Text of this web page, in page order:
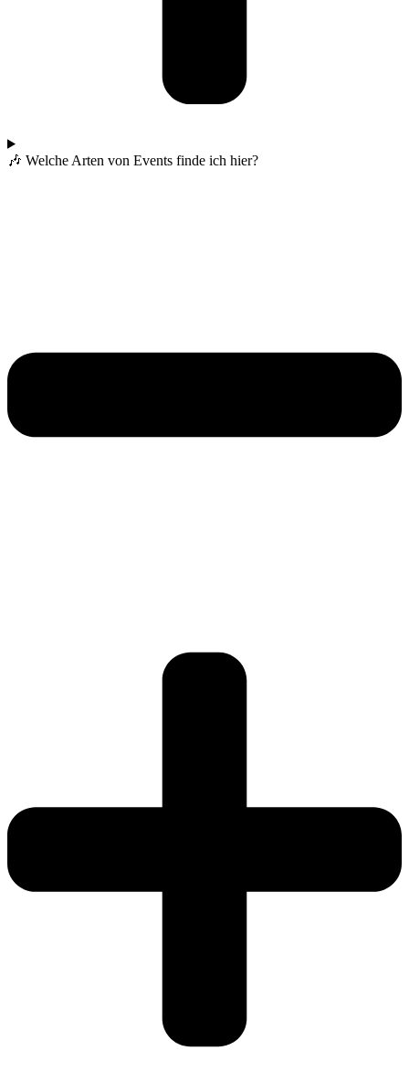
🎶 Welche Arten von Events finde ich hier?